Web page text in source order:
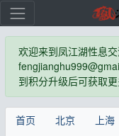
欢迎来到凤江湖性息
到积分升级后可获取
首页 北京 上海